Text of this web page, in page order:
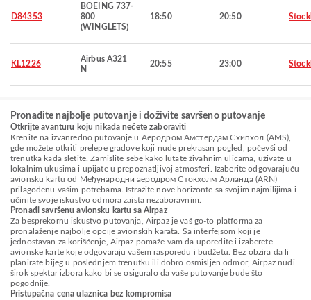
D84353
BOEING 737-
800
(WINGLETS)
18:50 20:50
KL1226
Airbus A321
N
20:55 23:00
Pronađite najbolje putovanje i doživite savršeno putovanje
Otkrijte avanturu koju nikada nećete zaboraviti
Krenite na izvanredno putovanje u Aеродром Амстердам Схипхол (AMS),
gde možete otkriti prelepe gradove koji nude prekrasan pogled, počevši od
trenutka kada sletite. Zamislite sebe kako lutate živahnim ulicama, uživate u
lokalnim ukusima i upijate u prepoznatljivoj atmosferi. Izaberite odgovarajuću
avionsku kartu od Међународни аеродром Стокхолм Арланда (ARN)
prilagođenu vašim potrebama. Istražite nove horizonte sa svojim najmilijima i
učinite svoje iskustvo odmora zaista nezaboravnim.
Pronađi savršenu avionsku kartu sa Airpaz
Za besprekornu iskustvo putovanja, Airpaz je vaš go-to platforma za
pronalaženje najbolje opcije avionskih karata. Sa interfejsom koji je
jednostavan za korišćenje, Airpaz pomaže vam da uporedite i izaberete
avionske karte koje odgovaraju vašem rasporedu i budžetu. Bez obzira da li
planirate bijeg u poslednjem trenutku ili dobro osmišljen odmor, Airpaz nudi
širok spektar izbora kako bi se osiguralo da vaše putovanje bude što
pogodnije.
Pristupačna cena ulaznica bez kompromisa